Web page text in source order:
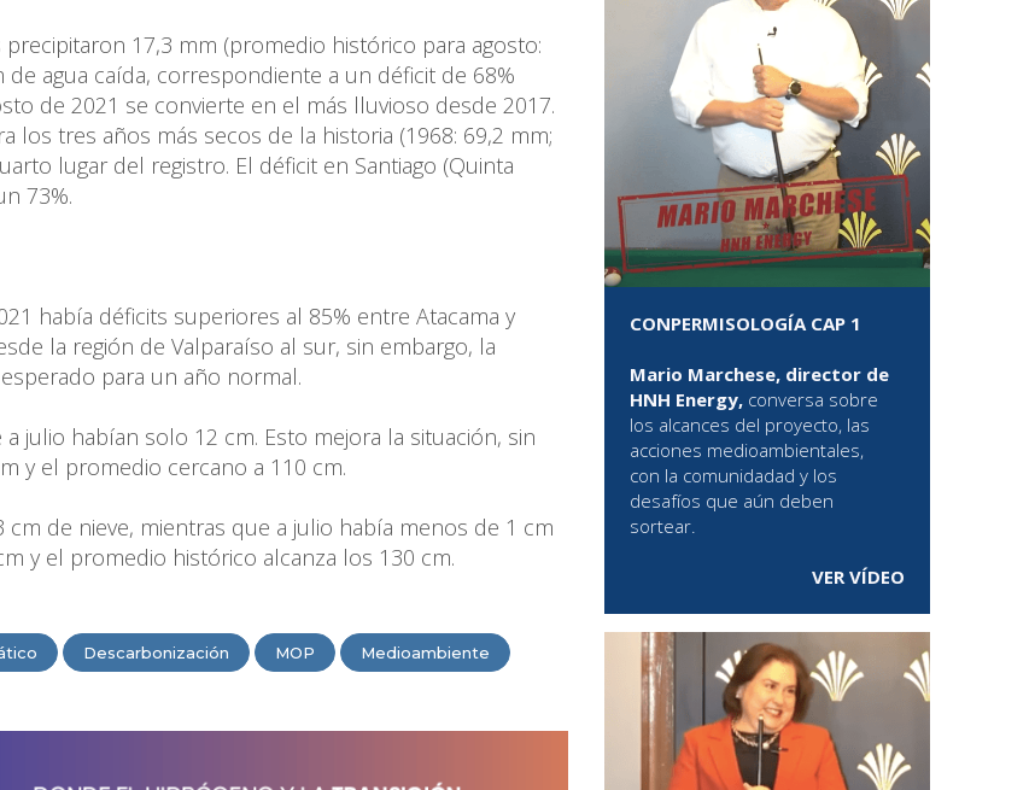
17,3 mm (promedio histórico para agosto:
agua caída, correspondiente a un déficit de 68%
de 2021 se convierte en el más lluvioso desde 2017.
los tres años más secos de la historia (1968: 69,2 mm;
lugar del registro. El déficit en Santiago (Quinta
73%.
había déficits superiores al 85% entre Atacama y
la región de Valparaíso al sur, sin embargo, la
para un año normal.
julio habían solo 12 cm. Esto mejora la situación, sin
y el promedio cercano a 110 cm.
de nieve, mientras que a julio había menos de 1 cm
y el promedio histórico alcanza los 130 cm.
Descarbonización MOP Medioambiente
CONPERMISOLOGÍA CAP 1
Mario Marchese, director de
HNH Energy, conversa sobre
los alcances del proyecto, las
acciones medioambientales,
con la comunidadad y los
desafíos que aún deben
sortear.
VER VÍDEO